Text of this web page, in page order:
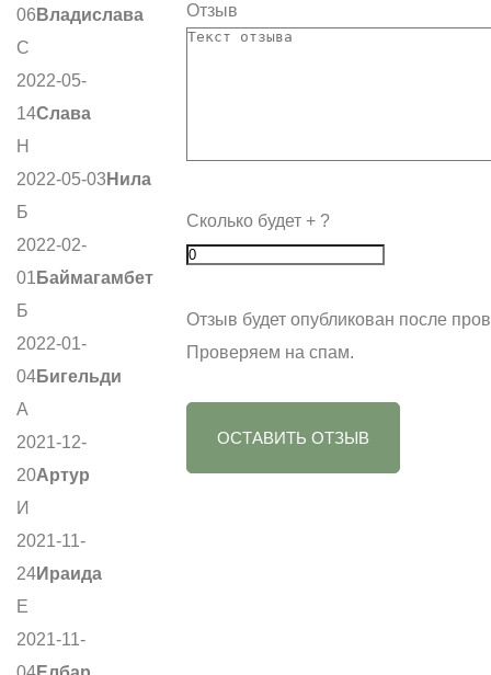
06 Владислава
С
2022-05-
14Слава
Н
2022-05-03 Нила
Б
2022-02-
01 Баймагамбет
Б
2022-01-
04Бигельди
А
2021-12-
20Артур
И
2021-11-
24Ираида
Е
2021-11-
Отзыв
Сколько будет + ?
Отзыв будет опубликован после
Проверяем на спам.
ОСТАВИТЬ ОТЗЫВ